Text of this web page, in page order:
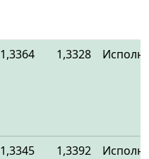
1,3364 1,3328
1,3345 1,3392